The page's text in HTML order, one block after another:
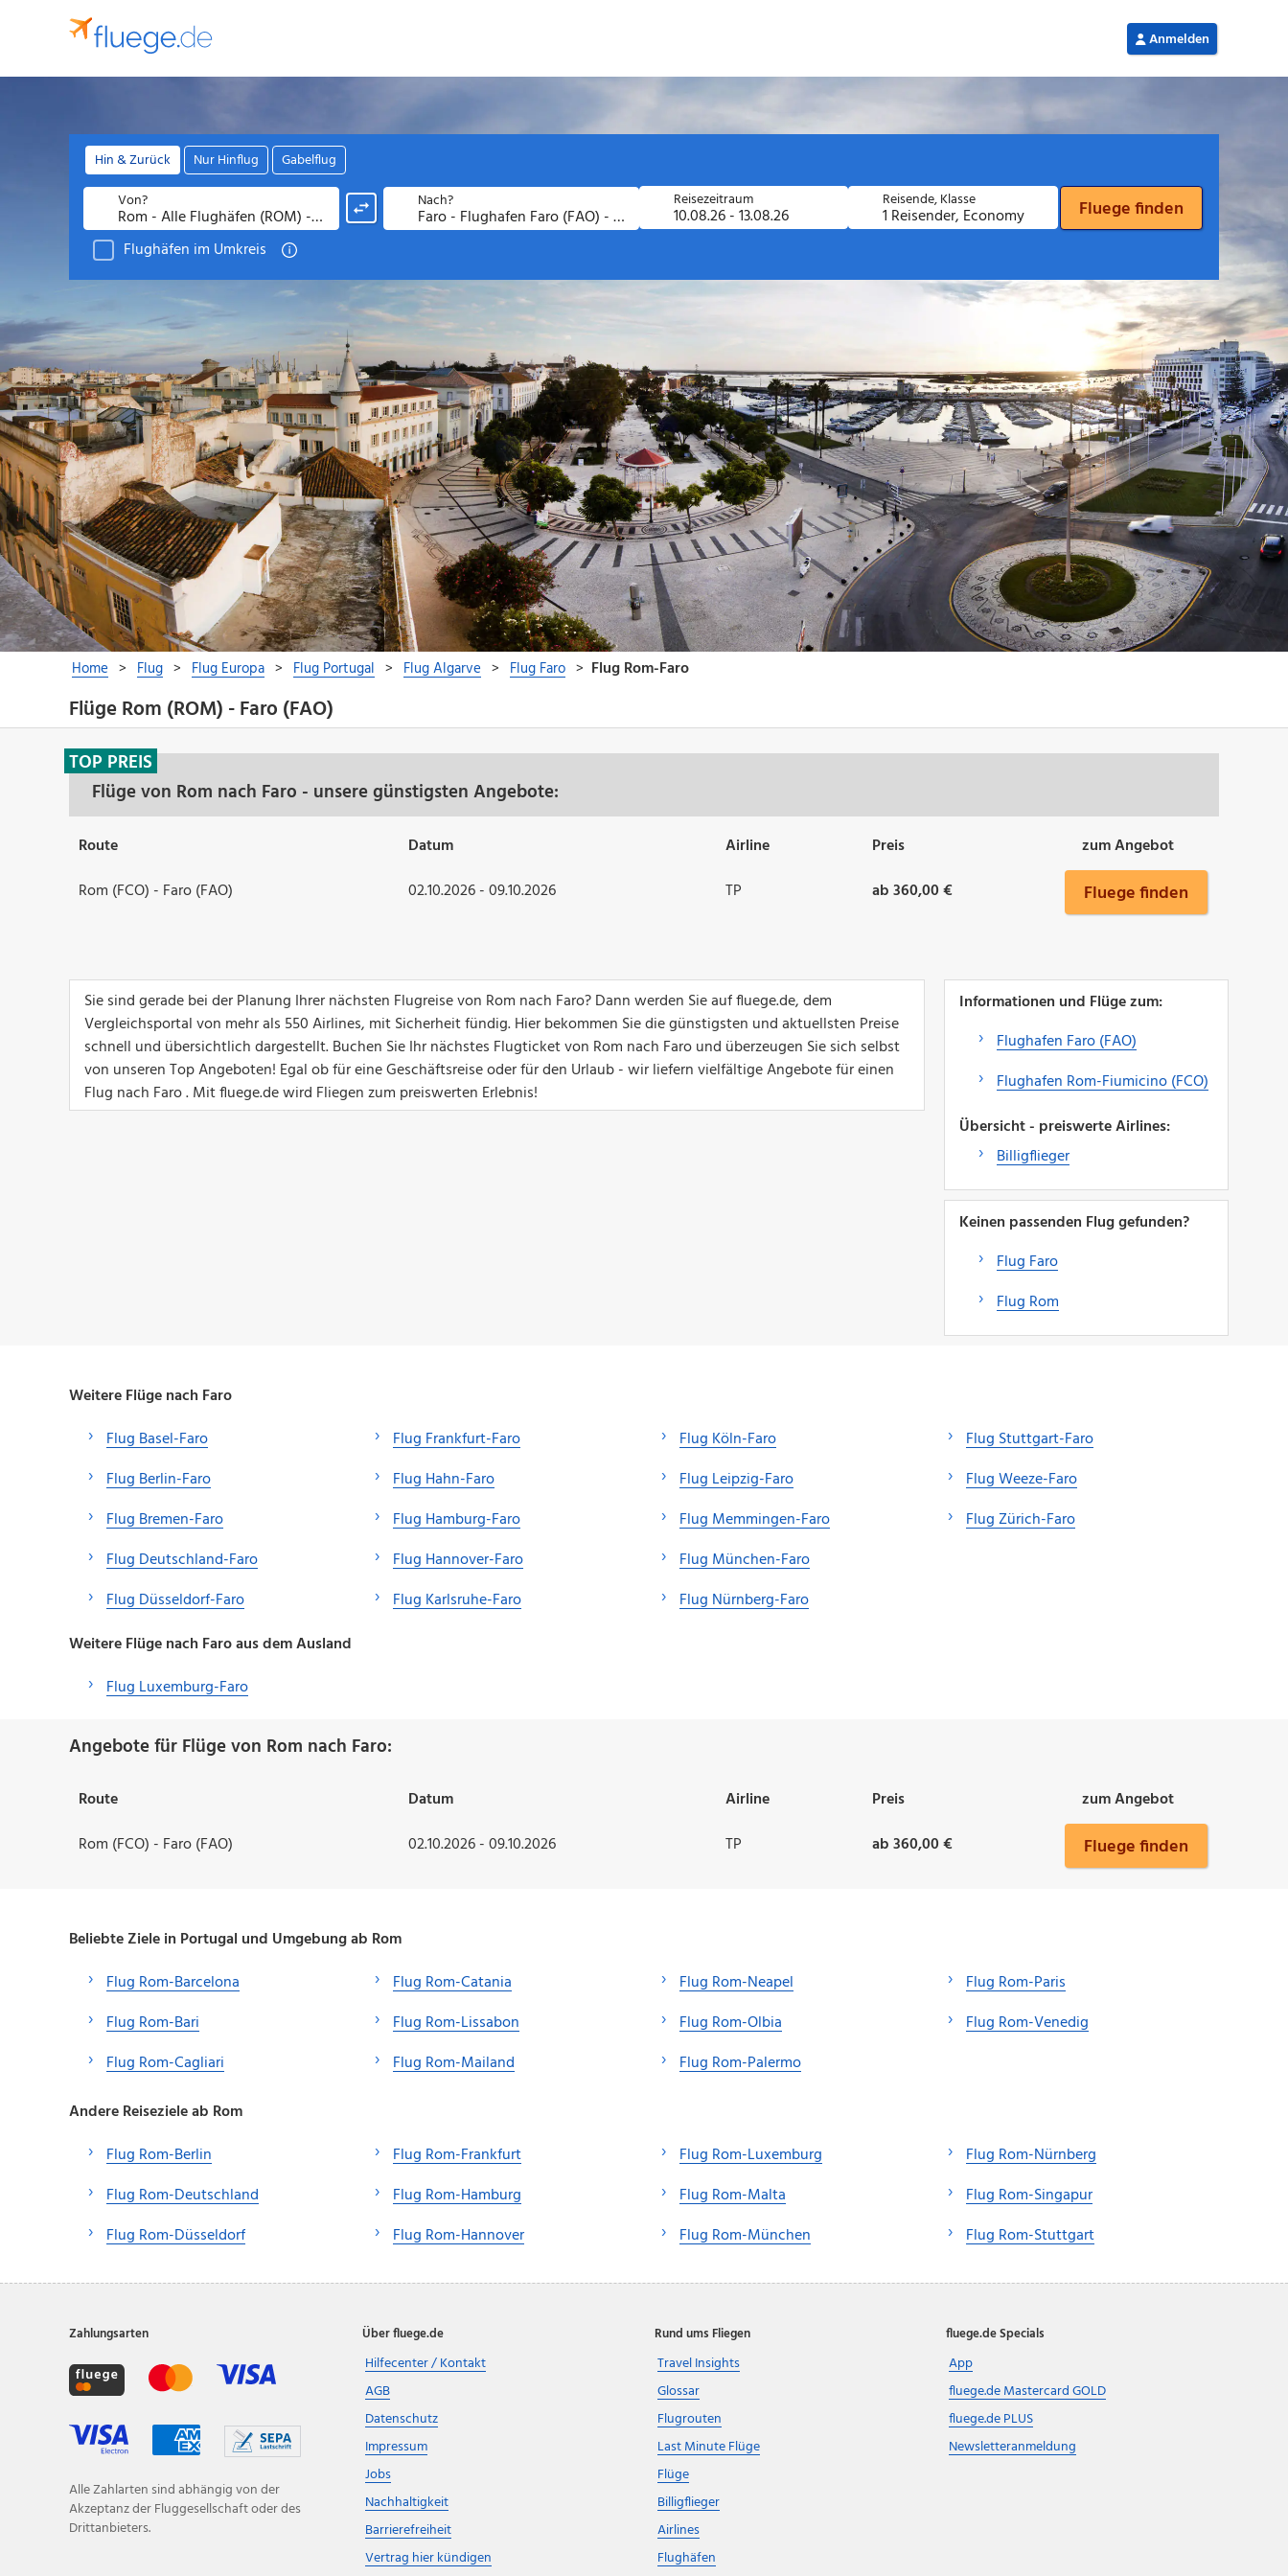
Flüge Rom (ROM) - Faro (FAO)
Flüge von Rom nach Faro - unsere günstigsten Angebote:
TOP PREIS
Route Datum Airline Preis
zum Angebot
Rom (FCO) - Faro (FAO)
02.10.2026 - 09.10.2026 TP ab 360,00 € Fluege finden
Sie sind gerade bei der Planung Ihrer nächsten Flugreise von Rom nach Faro? Dann werden Sie auf fluege.de, dem
Vergleichsportal von mehr als 550 Airlines, mit Sicherheit fündig. Hier bekommen Sie die günstigsten und aktuellsten Preise
schnell und übersichtlich dargestellt. Buchen Sie Ihr nächstes Flugticket von Rom nach Faro und überzeugen Sie sich selbst
von unseren Top Angeboten! Egal ob für eine Geschäftsreise oder für den Urlaub - wir liefern vielfältige Angebote für einen
Flug nach Faro . Mit fluege.de wird Fliegen zum preiswerten Erlebnis!
Informationen und Flüge zum:
Flughafen Faro (FAO)
Flughafen Rom-Fiumicino (FCO)
Übersicht - preiswerte Airlines:
Billigflieger
Keinen passenden Flug gefunden?
Flug Faro
Flug Rom
Weitere Flüge nach Faro
Flug Basel-Faro
Flug Berlin-Faro
Flug Bremen-Faro
Flug Deutschland-Faro
Flug Düsseldorf-Faro
Flug Frankfurt-Faro
Flug Hahn-Faro
Flug Hamburg-Faro
Flug Hannover-Faro
Flug Karlsruhe-Faro
Flug Köln-Faro
Flug Leipzig-Faro
Flug Memmingen-Faro
Flug München-Faro
Flug Nürnberg-Faro
Flug Stuttgart-Faro
Flug Weeze-Faro
Flug Zürich-Faro
Weitere Flüge nach Faro aus dem Ausland
Flug Luxemburg-Faro
Angebote für Flüge von Rom nach Faro:
Route Datum Airline Preis
zum Angebot
Rom (FCO) - Faro (FAO)
02.10.2026 - 09.10.2026 TP ab 360,00 € Fluege finden
Beliebte Ziele in Portugal und Umgebung ab Rom
Flug Rom-Barcelona
Flug Rom-Bari
Flug Rom-Cagliari
Flug Rom-Catania
Flug Rom-Lissabon
Flug Rom-Mailand
Flug Rom-Neapel
Flug Rom-Olbia
Flug Rom-Palermo
Flug Rom-Paris
Flug Rom-Venedig
Andere Reiseziele ab Rom
Flug Rom-Berlin
Flug Rom-Deutschland
Flug Rom-Düsseldorf
Flug Rom-Frankfurt
Flug Rom-Hamburg
Flug Rom-Hannover
Flug Rom-Luxemburg
Flug Rom-Malta
Flug Rom-München
Flug Rom-Nürnberg
Flug Rom-Singapur
Flug Rom-Stuttgart